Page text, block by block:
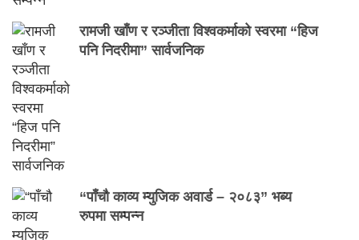
रामजी खाँण र रञ्जीता विश्वकर्माको स्वरमा “हिज
पनि निदरीमा” सार्वजनिक
“पाँचौ काव्य म्युजिक अवार्ड – २०८३” भब्य
रुपमा सम्पन्न